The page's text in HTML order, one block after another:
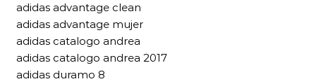
adidas advantage clean
adidas advantage mujer
adidas catalogo andrea
adidas catalogo andrea 2017
adidas duramo 8